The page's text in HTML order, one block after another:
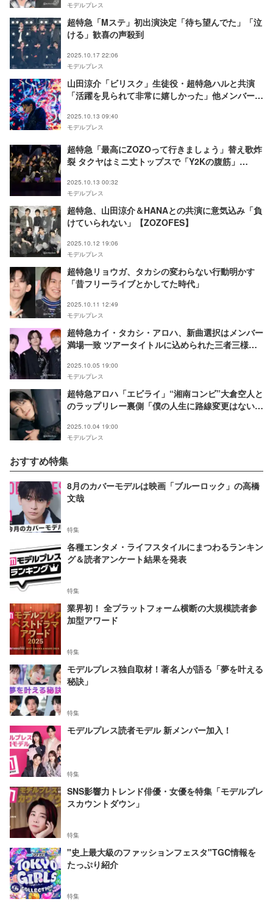
モデルプレス
超特急「Mステ」初出演決定「待ち望んでた」「泣
ける」歓喜の声殺到
2025.10.17 22:06
モデルプレス
山田涼介「ビリスク」生徒役・超特急ハルと共演
「活躍を見られて非常に嬉しかった」他メンバーに
2025.10.13 09:40
モデルプレス
超特急「最高にZOZOって行きましょう」替え歌炸
裂 タクヤはミニ丈トップスで「Y2Kの腹筋」
2025.10.13 00:32
モデルプレス
超特急、山田涼介＆HANAとの共演に意気込み「負
けていられない」【ZOZOFES】
2025.10.12 19:06
モデルプレス
超特急リョウガ、タカシの変わらない行動明かす
「昔フリーライブとかしてた時代」
2025.10.11 12:49
モデルプレス
超特急カイ・タカシ・アロハ、新曲選択はメンバー
満場一致 ツアータイトルに込められた三者三様の
ト編】
2025.10.05 19:00
モデルプレス
超特急アロハ「エビライ」“湘南コンビ”大倉空人と
のラップリレー裏側「僕の人生に路線変更はない」
ビューソロ編】
2025.10.04 19:00
モデルプレス
おすすめ特集
8月のカバーモデルは映画「ブルーロック」の高橋
文哉
特集
各種エンタメ・ライフスタイルにまつわるランキン
グ＆読者アンケート結果を発表
特集
業界初！ 全プラットフォーム横断の大規模読者参
加型アワード
特集
モデルプレス独自取材！著名人が語る「夢を叶える
秘訣」
特集
モデルプレス読者モデル 新メンバー加入！
特集
SNS影響力トレンド俳優・女優を特集「モデルプレ
スカウントダウン」
特集
"史上最大級のファッションフェスタ"TGC情報を
たっぷり紹介
特集